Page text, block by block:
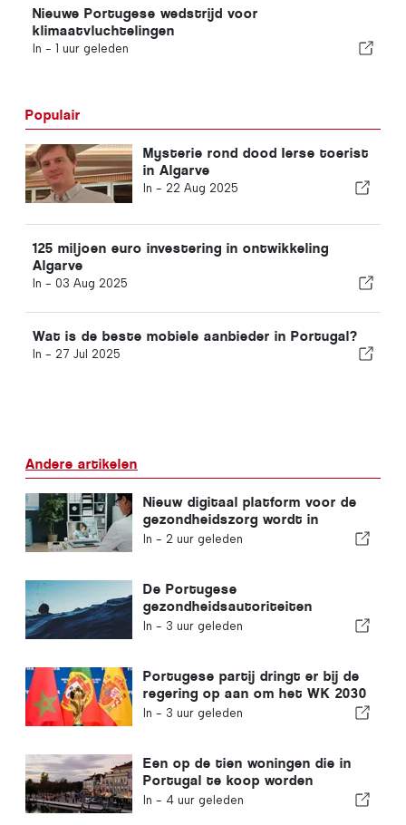
Nieuwe Portugese wedstrijd voor
klimaatvluchtelingen
In - 1 uur geleden
Populair
Mysterie rond dood Ierse toerist
in Algarve
In - 22 Aug 2025
125 miljoen euro investering in ontwikkeling
Algarve
In - 03 Aug 2025
Wat is de beste mobiele aanbieder in Portugal?
In - 27 Jul 2025
Andere artikelen
Nieuw digitaal platform voor de
gezondheidszorg wordt in
Portugal gelanceerd
In - 2 uur geleden
De Portugese
gezondheidsautoriteiten
waarschuwen voor de gevaren
In - 3 uur geleden
Portugese partij dringt er bij de
regering op aan om het WK 2030
in Marokko te heroverwegen
In - 3 uur geleden
Een op de tien woningen die in
Portugal te koop worden
aangeboden, wordt binnen een
In - 4 uur geleden